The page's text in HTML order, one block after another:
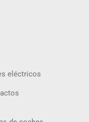
eléctricos